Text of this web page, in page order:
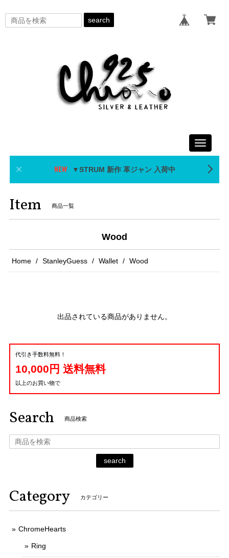
search
Toggle
▼STRUM 新作 革ジャン 入荷中
Item 商品一覧
Wood
Home StanleyGuess Wallet Wood
出品されている商品がありません。
代引き手数料無料！
10,000円 送料無料
以上のお買い物で
Search 商品検索
search
Category カテゴリー
ChromeHearts
Ring